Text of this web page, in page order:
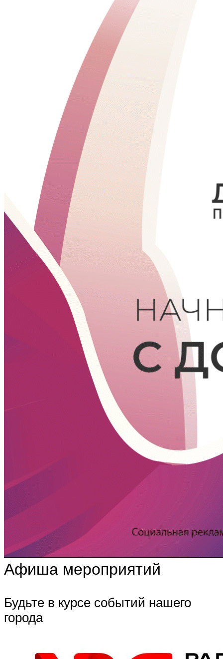
Афиша мероприятий
Будьте в курсе событий нашего
города